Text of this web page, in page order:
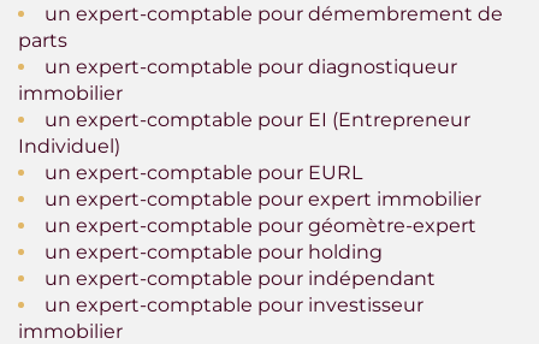
un expert-comptable pour démembrement de
parts
un expert-comptable pour diagnostiqueur
immobilier
un expert-comptable pour EI (Entrepreneur
Individuel)
un expert-comptable pour EURL
un expert-comptable pour expert immobilier
un expert-comptable pour géomètre-expert
un expert-comptable pour holding
un expert-comptable pour indépendant
un expert-comptable pour investisseur
immobilier